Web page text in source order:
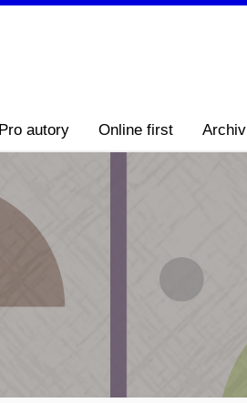
Pro autory Online first Archiv